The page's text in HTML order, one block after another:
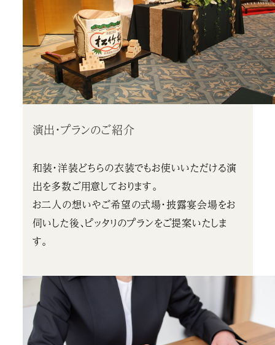
演出・プランのご紹介
和装・洋装どちらの衣装でもお使いいただける演
出を多数ご用意しております。
お二人の想いやご希望の式場・披露宴会場をお
伺いした後、ピッタリのプランをご提案いたしま
す。